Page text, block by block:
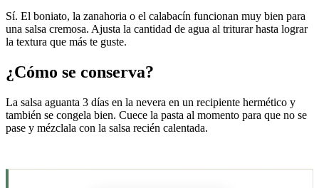
Sí. El boniato, la zanahoria o el calabacín funcionan muy bien para
una salsa cremosa. Ajusta la cantidad de agua al triturar hasta lograr
la textura que más te guste.
¿Cómo se conserva?
La salsa aguanta 3 días en la nevera en un recipiente hermético y
también se congela bien. Cuece la pasta al momento para que no se
pase y mézclala con la salsa recién calentada.